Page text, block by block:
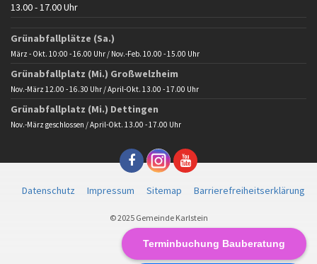
Terminbuchung Bauberatung
13.00 - 17.00 Uhr
Grünabfallplätze (Sa.)
März - Okt. 10:00 - 16.00 Uhr / Nov.-Feb. 10.00 - 15.00 Uhr
Grünabfallplatz (Mi.) Großwelzheim
Nov.-März 12.00 - 16.30 Uhr / April-Okt. 13.00 - 17.00 Uhr
Grünabfallplatz (Mi.) Dettingen
Nov.-März geschlossen / April-Okt. 13.00 - 17.00 Uhr
Datenschutz Impressum Sitemap Barrierefreiheitserklärung
© 2025 Gemeinde Karlstein